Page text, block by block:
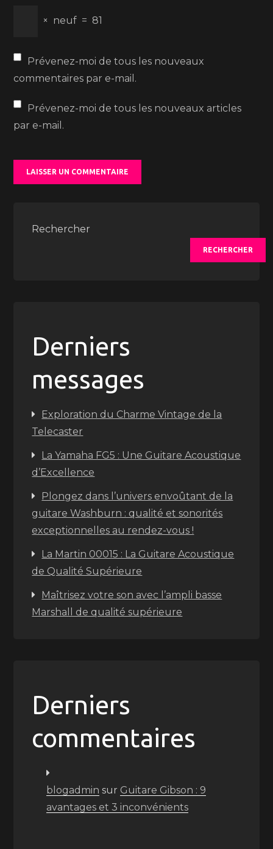
× neuf = 81
Prévenez-moi de tous les nouveaux
commentaires par e-mail.
Prévenez-moi de tous les nouveaux articles
par e-mail.
Rechercher
RECHERCHER
Derniers
messages
Exploration du Charme Vintage de la
Telecaster
La Yamaha FG5 : Une Guitare Acoustique
d’Excellence
Plongez dans l’univers envoûtant de la
guitare Washburn : qualité et sonorités
exceptionnelles au rendez-vous !
La Martin 00015 : La Guitare Acoustique
de Qualité Supérieure
Maîtrisez votre son avec l’ampli basse
Marshall de qualité supérieure
Derniers
commentaires
blogadmin sur Guitare Gibson : 9
avantages et 3 inconvénients